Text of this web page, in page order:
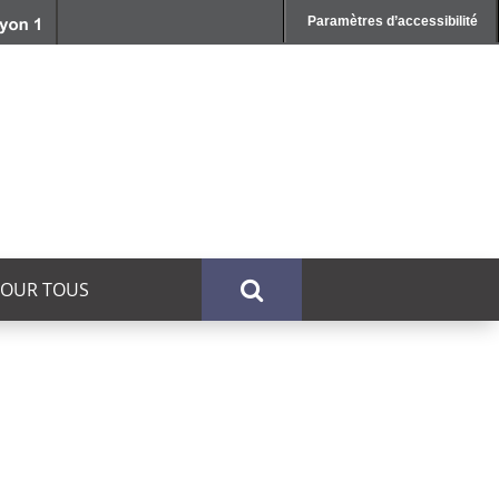
Paramètres d’accessibilité
TOUS